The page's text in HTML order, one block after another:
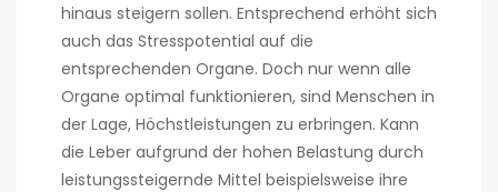
hinaus steigern sollen. Entsprechend erhöht sich
auch das Stresspotential auf die
entsprechenden Organe. Doch nur wenn alle
Organe optimal funktionieren, sind Menschen in
der Lage, Höchstleistungen zu erbringen. Kann
die Leber aufgrund der hohen Belastung durch
leistungssteigernde Mittel beispielsweise ihre